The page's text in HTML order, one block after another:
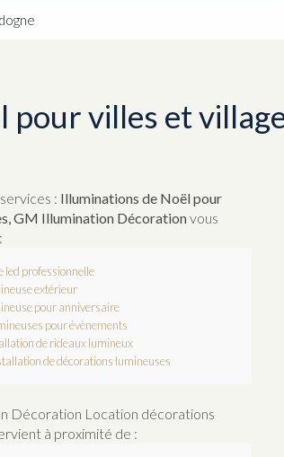
pour villes et
: Illuminations de Noël pour
GM Illumination Décorationvous
led professionnelle
extérieur
pour anniversaire
pour évènements
de rideaux lumineux
de décorations lumineuses
Décoration Location décorations
à proximité de :